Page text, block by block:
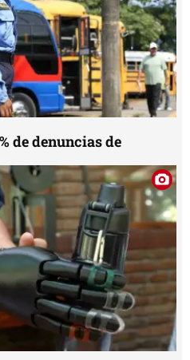
de denuncias de